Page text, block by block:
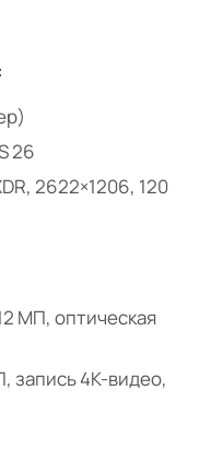
26
2622×1206, 120
МП, оптическая
запись 4K-видео,